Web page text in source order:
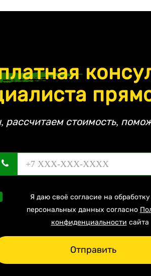
рассчитаем стоимость,
Я даю своё согласие на
персональных данных согласно
конфиденциальности сайта
Отправить